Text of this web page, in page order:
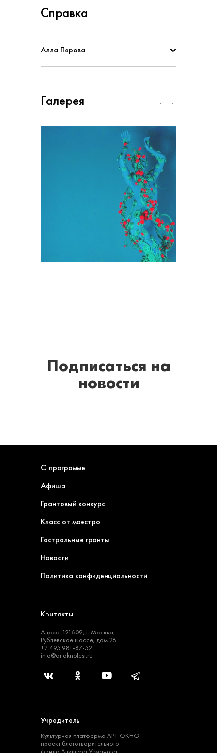
Справка
Алла Перова
Галерея
Подписаться на
новости
О программе
Афиша
Грантовый конкурс
Класс от маэстро
Гастрольные гранты
Новости
Политика конфиденциальности
Контакты
Адрес: 121609, г. Москва,
Рублевское шоссе, дом 28
+7 495 981-87-52
info@artoknofest.ru
Учредитель
Культурная платформа АРТ-ОКНО —
проект благотворительного
фонда Алишера Усманова